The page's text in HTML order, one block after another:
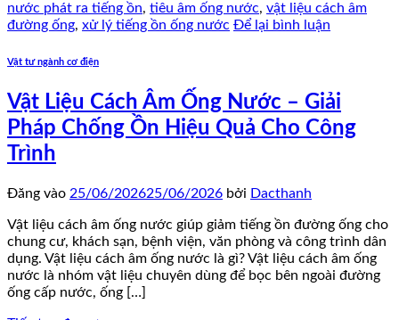
nước phát ra tiếng ồn, tiêu âm ống nước, vật liệu cách âm
đường ống, xử lý tiếng ồn ống nước Để lại bình luận
Vật tư ngành cơ điện
Vật Liệu Cách Âm Ống Nước – Giải
Pháp Chống Ồn Hiệu Quả Cho Công
Trình
Đăng vào 25/06/202625/06/2026 bởi Dacthanh
Vật liệu cách âm ống nước giúp giảm tiếng ồn đường ống cho
chung cư, khách sạn, bệnh viện, văn phòng và công trình dân
dụng. Vật liệu cách âm ống nước là gì? Vật liệu cách âm ống
nước là nhóm vật liệu chuyên dùng để bọc bên ngoài đường
ống cấp nước, ống […]